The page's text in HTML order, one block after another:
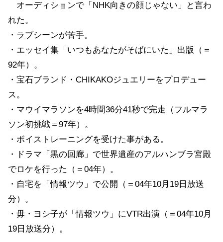
オーディションで「NHK向きの顔じゃない」と言わ
れた。
・ラブシーンが苦手。
・エッセイ集「いつもあなたがそばにいた」出版（＝
92年）。
・宝石ブランド・CHIKAKOジュエリーをプロデュー
ス。
・マウイマラソンを4時間36分41秒で完走（フルマラ
ソン初挑戦＝97年）。
・ボイストレーニングを受けた事がある。
・ドラマ「黒の回廊」で世界遺産のアルハンブラ宮殿
でロケを行った（＝04年）。
・自宅を「情報ツウ」で公開（＝04年10月19日放送
分）。
・毋・ヨシ子が「情報ツウ」にVTR出演（＝04年10月
19日放送分）。